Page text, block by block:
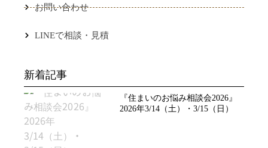
お問い合わせ
LINEで相談・見積
新着記事
『住まいのお悩み相談会2026』
2026年3/14（土）・3/15（日）